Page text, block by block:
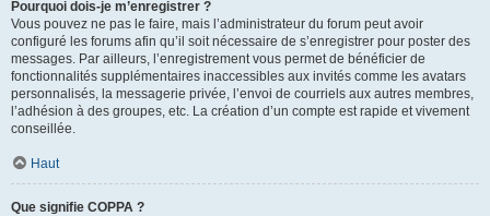
Pourquoi dois-je m’enregistrer ?
Vous pouvez ne pas le faire, mais l’administrateur du forum peut avoir
configuré les forums afin qu’il soit nécessaire de s’enregistrer pour poster des
messages. Par ailleurs, l’enregistrement vous permet de bénéficier de
fonctionnalités supplémentaires inaccessibles aux invités comme les avatars
personnalisés, la messagerie privée, l’envoi de courriels aux autres membres,
l’adhésion à des groupes, etc. La création d’un compte est rapide et vivement
conseillée.
Haut
Que signifie COPPA ?